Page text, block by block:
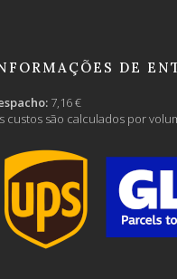
DE
7,16 €
custos são calculados por